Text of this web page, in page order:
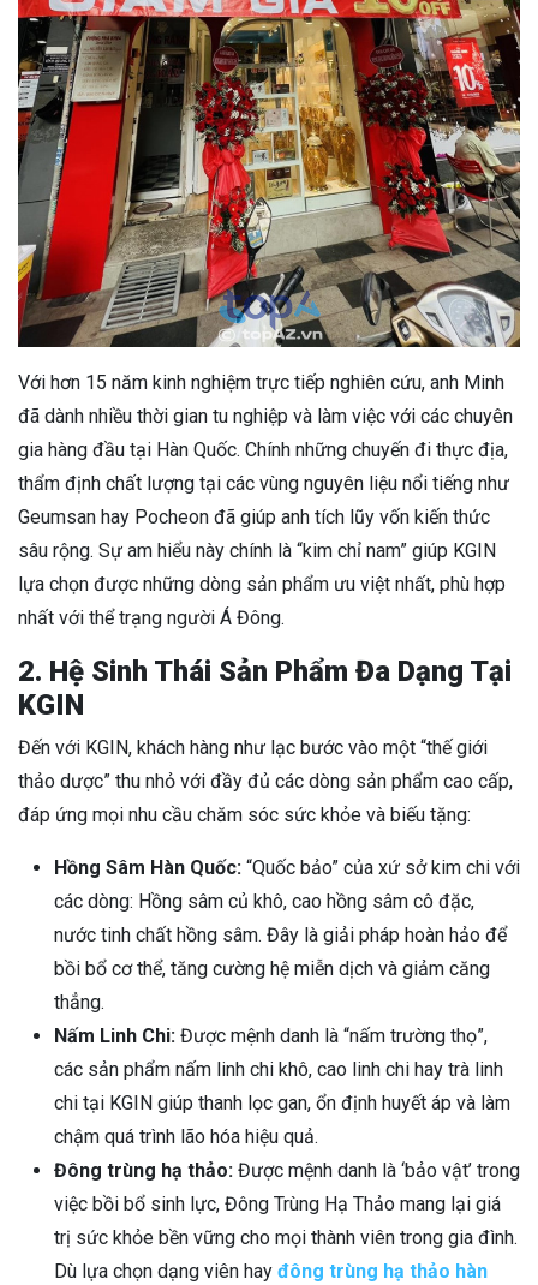
Với hơn 15 năm kinh nghiệm trực tiếp nghiên cứu, anh Minh
đã dành nhiều thời gian tu nghiệp và làm việc với các chuyên
gia hàng đầu tại Hàn Quốc. Chính những chuyến đi thực địa,
thẩm định chất lượng tại các vùng nguyên liệu nổi tiếng như
Geumsan hay Pocheon đã giúp anh tích lũy vốn kiến thức
sâu rộng. Sự am hiểu này chính là “kim chỉ nam” giúp KGIN
lựa chọn được những dòng sản phẩm ưu việt nhất, phù hợp
nhất với thể trạng người Á Đông.
2. Hệ Sinh Thái Sản Phẩm Đa Dạng Tại
KGIN
Đến với KGIN, khách hàng như lạc bước vào một “thế giới
thảo dược” thu nhỏ với đầy đủ các dòng sản phẩm cao cấp,
đáp ứng mọi nhu cầu chăm sóc sức khỏe và biếu tặng:
Hồng Sâm Hàn Quốc: “Quốc bảo” của xứ sở kim chi với
các dòng: Hồng sâm củ khô, cao hồng sâm cô đặc,
nước tinh chất hồng sâm. Đây là giải pháp hoàn hảo để
bồi bổ cơ thể, tăng cường hệ miễn dịch và giảm căng
thẳng.
Nấm Linh Chi: Được mệnh danh là “nấm trường thọ”,
các sản phẩm nấm linh chi khô, cao linh chi hay trà linh
chi tại KGIN giúp thanh lọc gan, ổn định huyết áp và làm
chậm quá trình lão hóa hiệu quả.
Đông trùng hạ thảo: Được mệnh danh là ‘bảo vật’ trong
việc bồi bổ sinh lực, Đông Trùng Hạ Thảo mang lại giá
trị sức khỏe bền vững cho mọi thành viên trong gia đình.
Dù lựa chọn dạng viên hay đông trùng hạ thảo hàn